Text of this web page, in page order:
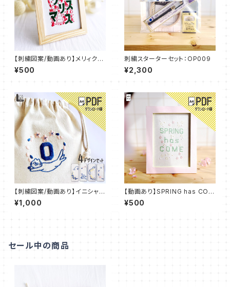
【刺繍図案/動画あり】メリィクリ
スマス 【PDFダウンロード】 ：P
DF_P02
¥500
刺繍スターターセット：OP009
¥2,300
【刺繍図案/動画あり】イニシャル
デコ 刺繍 IDEable LIGHT 猫
と春の花：IDL_P02
¥1,000
【動画あり】SPRING has COM
E【PDFダウンロード】：PDF_P0
7
¥500
セール中の商品